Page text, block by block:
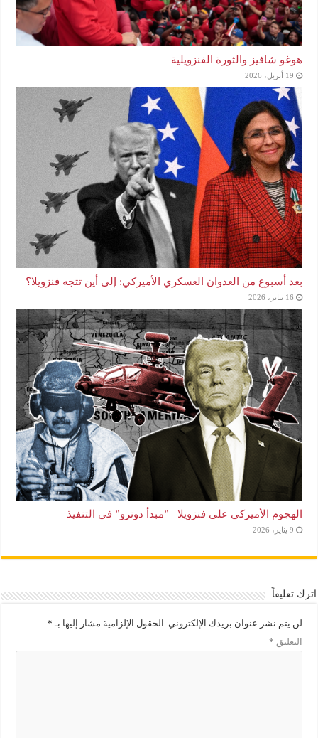
هوغو شافيز والثورة الفنزويلية
19 أبريل، 2026
بعد أسبوع من العدوان العسكري الأميركي: إلى أين تتجه فنزويلا؟
16 يناير، 2026
الهجوم الأميركي على فنزويلا –”مبدأ دونرو” في التنفيذ
9 يناير، 2026
اترك تعليقاً
لن يتم نشر عنوان بريدك الإلكتروني. الحقول الإلزامية مشار إليها بـ *
التعليق *